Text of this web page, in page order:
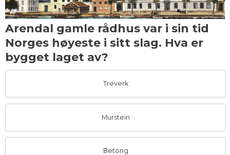
Arendal gamle rådhus var i sin tid
Norges høyeste i sitt slag. Hva er
bygget laget av?
Treverk
Murstein
Betong